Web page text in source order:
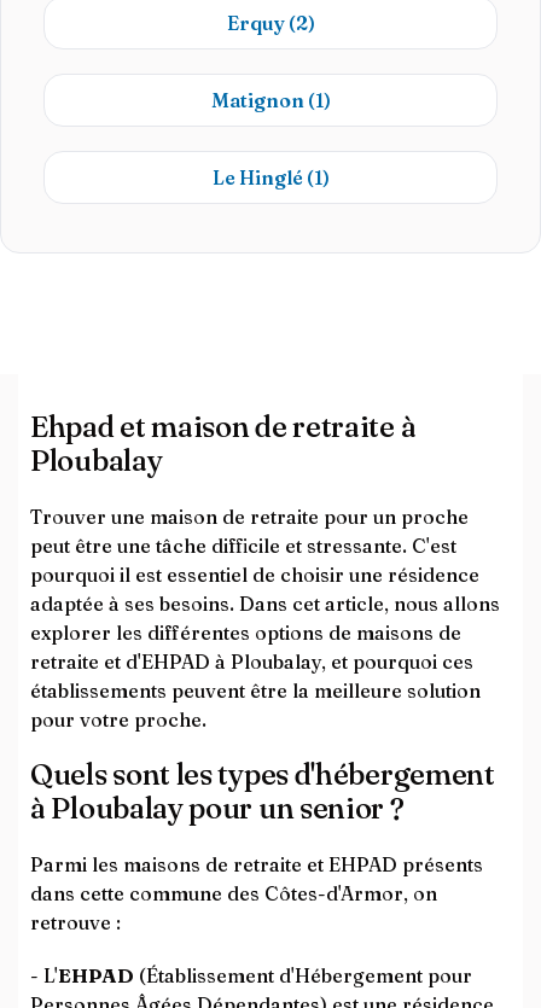
Erquy (2)
Matignon (1)
Le Hinglé (1)
Ehpad et maison de retraite à
Ploubalay
Trouver une maison de retraite pour un proche
peut être une tâche difficile et stressante. C'est
pourquoi il est essentiel de choisir une résidence
adaptée à ses besoins. Dans cet article, nous allons
explorer les différentes options de maisons de
retraite et d'EHPAD à Ploubalay, et pourquoi ces
établissements peuvent être la meilleure solution
pour votre proche.
Quels sont les types d'hébergement
à Ploubalay pour un senior ?
Parmi les maisons de retraite et EHPAD présents
dans cette commune des Côtes-d'Armor, on
retrouve :
- L'EHPAD (Établissement d'Hébergement pour